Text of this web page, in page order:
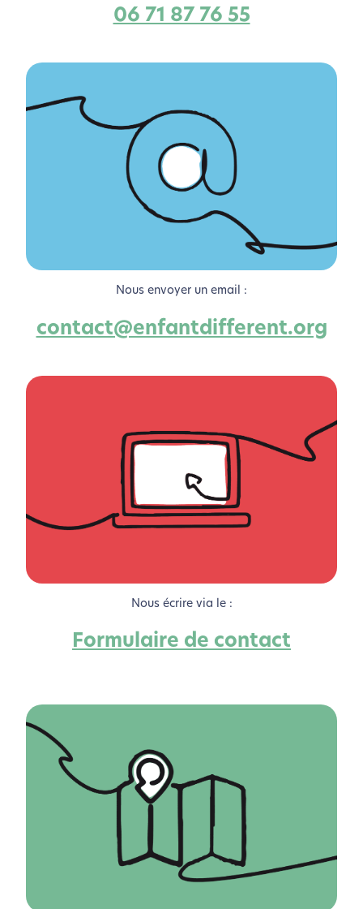
06 71 87 76 55
Nous envoyer un email :
contact@enfantdifferent.org
Nous écrire via le :
Formulaire de contact